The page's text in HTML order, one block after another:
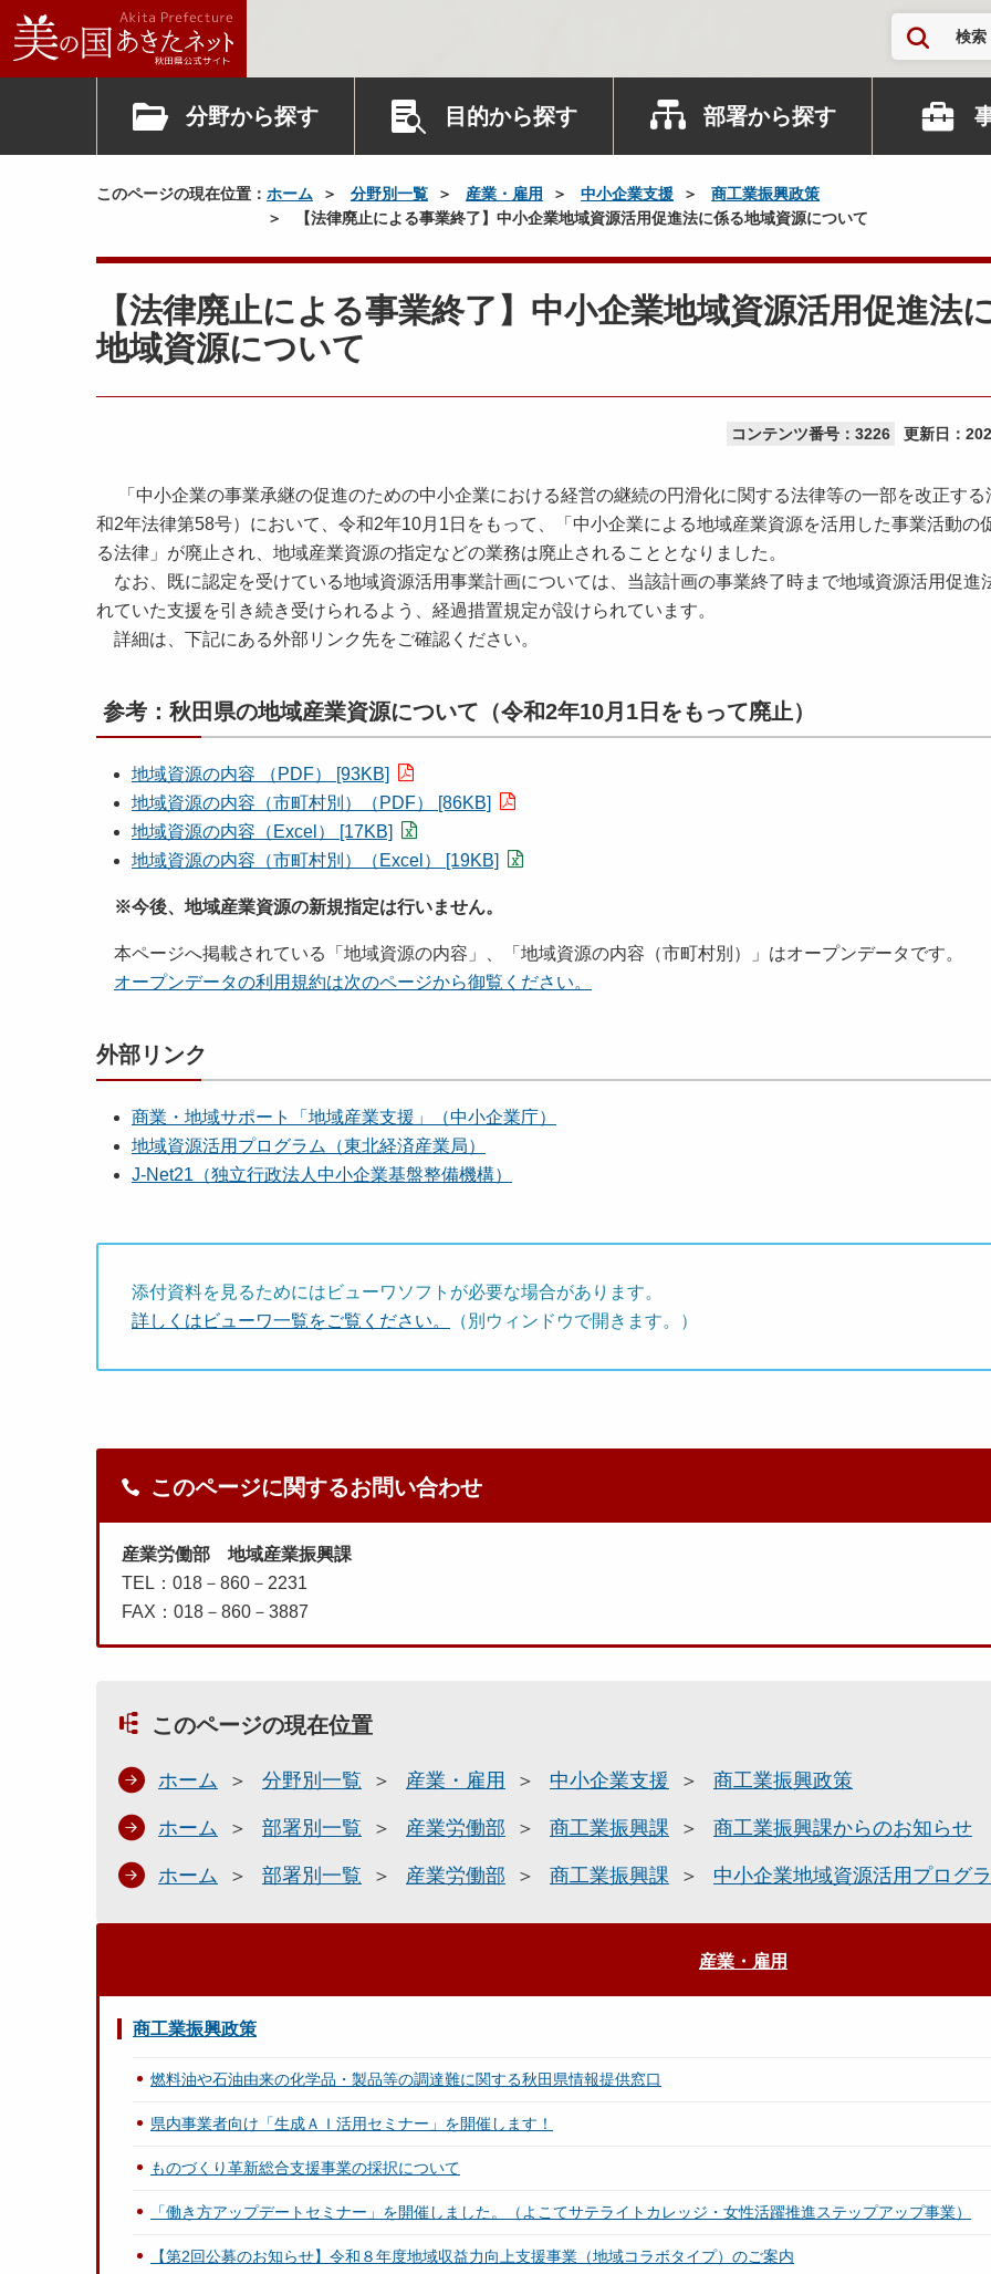
検索
分野から探す 目的から探す 部署から探す
このページの現在位置： ホーム 分野別一覧 産業・雇用 中小企業支援
商工業振興政策
【法律廃止による事業終了】中小企業地域資源活用促進法に係る地域資源について
【法律廃止による事業終了】中小企業地域資源活用促進法
地域資源について
コンテンツ番号：3226 更新日：
「中小企業の事業承継の促進のための中小企業における経営の継続の円滑化に関する法律等の一部を改正する
和2年法律第58号）において、令和2年10月1日をもって、「中小企業による地域産業資源を活用した事業活動の
る法律」が廃止され、地域産業資源の指定などの業務は廃止されることとなりました。
なお、既に認定を受けている地域資源活用事業計画については、当該計画の事業終了時まで地域資源活用促進
れていた支援を引き続き受けられるよう、経過措置規定が設けられています。
詳細は、下記にある外部リンク先をご確認ください。
参考：秋田県の地域産業資源について（令和2年10月1日をもって廃止）
地域資源の内容 （PDF） [93KB]
地域資源の内容（市町村別）（PDF） [86KB]
地域資源の内容（Excel） [17KB]
地域資源の内容（市町村別）（Excel） [19KB]
※今後、地域産業資源の新規指定は行いません。
本ページへ掲載されている「地域資源の内容」、「地域資源の内容（市町村別）」はオープンデータです。
オープンデータの利用規約は次のページから御覧ください。
外部リンク
商業・地域サポート「地域産業支援」（中小企業庁）
地域資源活用プログラム（東北経済産業局）
J-Net21（独立行政法人中小企業基盤整備機構）
添付資料を見るためにはビューワソフトが必要な場合があります。
詳しくはビューワ一覧をご覧ください。
（別ウィンドウで開きます。）
このページに関するお問い合わせ
産業労働部 地域産業振興課
TEL：018－860－2231
FAX：018－860－3887
このページの現在位置
ホーム 分野別一覧 産業・雇用 中小企業支援 商工業振興政策
ホーム 部署別一覧 産業労働部 商工業振興課 商工業振興課からのお知らせ
ホーム 部署別一覧 産業労働部 商工業振興課 中小企業地域資源活用プログ
産業・雇用
商工業振興政策
燃料油や石油由来の化学品・製品等の調達難に関する秋田県情報提供窓口
県内事業者向け「生成ＡＩ活用セミナー」を開催します！
ものづくり革新総合支援事業の採択について
「働き方アップデートセミナー」を開催しました。（よこてサテライトカレッジ・女性活躍推進ステップアップ事業）
【第2回公募のお知らせ】令和８年度地域収益力向上支援事業（地域コラボタイプ）のご案内